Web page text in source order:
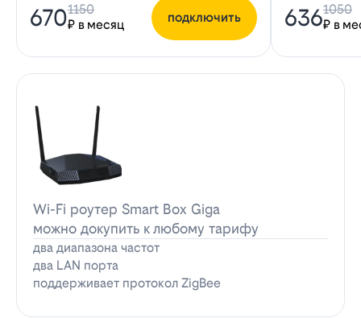
670₽ в месяц
1150
подключить 636₽ в
1050
Wi-Fi роутер Smart Box Giga
можно докупить к любому тарифу
два диапазона частот
два LAN порта
поддерживает протокол ZigBee